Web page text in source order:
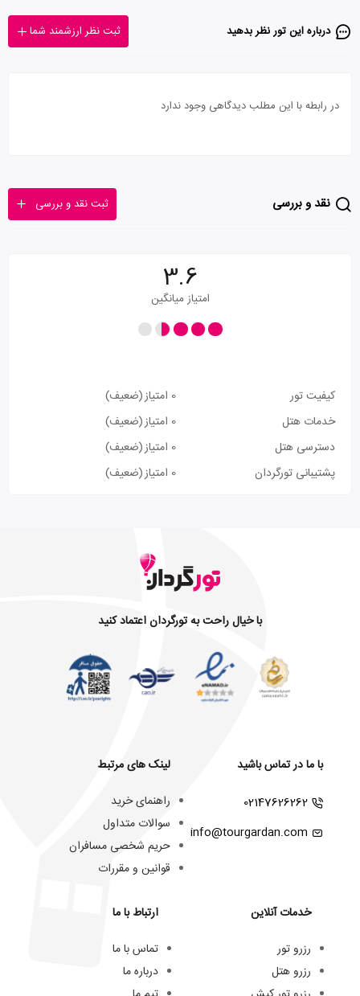
درباره این تور‌ نظر بدهید ثبت نظر ارزشمند شما
در رابطه با این مطلب دیدگاهی وجود ندارد
نقد و بررسی ثبت نقد و بررسی
3.6
امتیاز میانگین
کیفیت تور 0 امتیاز
(ضعیف)
خدمات هتل
0 امتیاز
(ضعیف)
دسترسی هتل
0 امتیاز
(ضعیف)
پشتیبانی تورگردان
0 امتیاز (ضعیف)
با خیال راحت به تورگردان اعتماد کنید
با ما در تماس باشید
02147626262
info@tourgardan.com
خدمات آنلاین
رزرو تور
رزرو هتل
لینک های مرتبط
راهنمای خرید
سوالات متداول
حریم شخصی مسافران
قوانین و مقررات
ارتباط با ما
تماس با ما
درباره ما